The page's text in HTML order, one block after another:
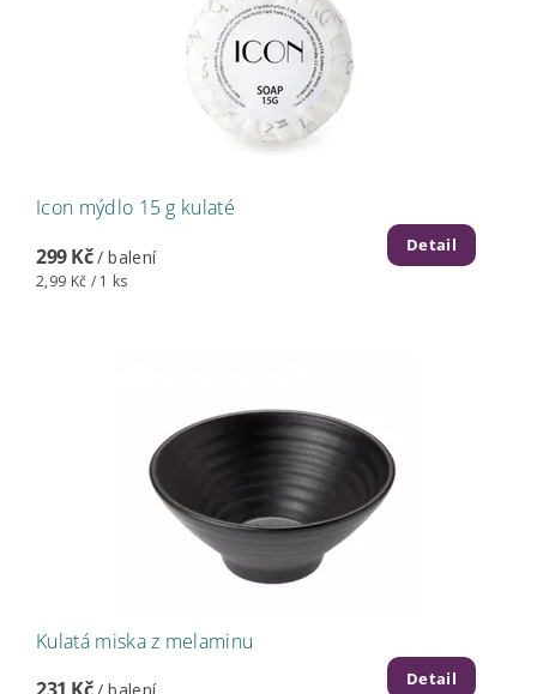
Icon mýdlo 15 g kulaté
299 Kč/ balení
2,99 Kč / 1 ks
Detail
Kulatá miska z melaminu
Detail